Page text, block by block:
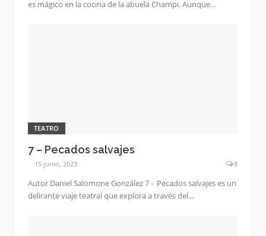
es mágico en la cocina de la abuela Champi. Aunque...
TEATRO
7 – Pecados salvajes
15 junio, 2023 8
Autor Daniel Salomone González 7 - Pecados salvajes es un
delirante viaje teatral que explora a través del...